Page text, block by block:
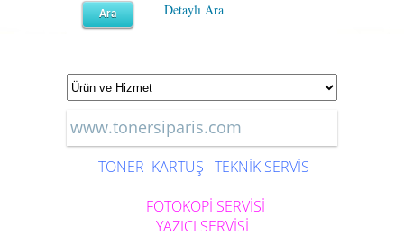
Detaylı Ara
www.tonersiparis.com
TONER KARTUŞ TEKNİK SERVİS
FOTOKOPİ SERVİSİ
YAZICI SERVİSİ